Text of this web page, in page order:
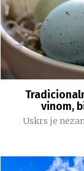
vinom,
Uskrs je